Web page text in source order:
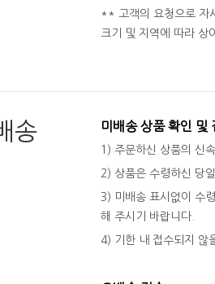
** 고객의 요청으로 자
크기 및 지역에 따라 상
송
미배송 상품 확인 및
1) 주문하신 상품의 신
2) 상품은 수령하신 당
3) 미배송 표시없이 수
해 주시기 바랍니다.
4) 기한 내 접수되지 않